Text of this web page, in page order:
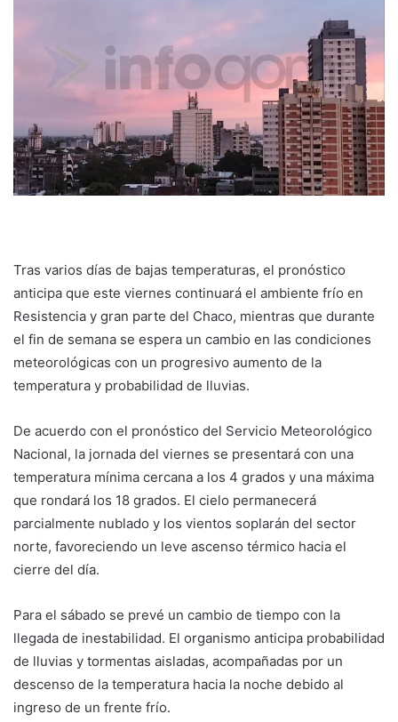
Tras varios días de bajas temperaturas, el pronóstico
anticipa que este viernes continuará el ambiente frío en
Resistencia y gran parte del Chaco, mientras que durante
el fin de semana se espera un cambio en las condiciones
meteorológicas con un progresivo aumento de la
temperatura y probabilidad de lluvias.
De acuerdo con el pronóstico del Servicio Meteorológico
Nacional, la jornada del viernes se presentará con una
temperatura mínima cercana a los 4 grados y una máxima
que rondará los 18 grados. El cielo permanecerá
parcialmente nublado y los vientos soplarán del sector
norte, favoreciendo un leve ascenso térmico hacia el
cierre del día.
Para el sábado se prevé un cambio de tiempo con la
llegada de inestabilidad. El organismo anticipa probabilidad
de lluvias y tormentas aisladas, acompañadas por un
descenso de la temperatura hacia la noche debido al
ingreso de un frente frío.